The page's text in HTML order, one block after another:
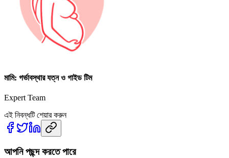
মামি: গর্ভাবস্থার যত্ন ও গাইড টিম
Expert Team
এই নিবন্ধটি শেয়ার করুন
আপনি পছন্দ করতে পারে